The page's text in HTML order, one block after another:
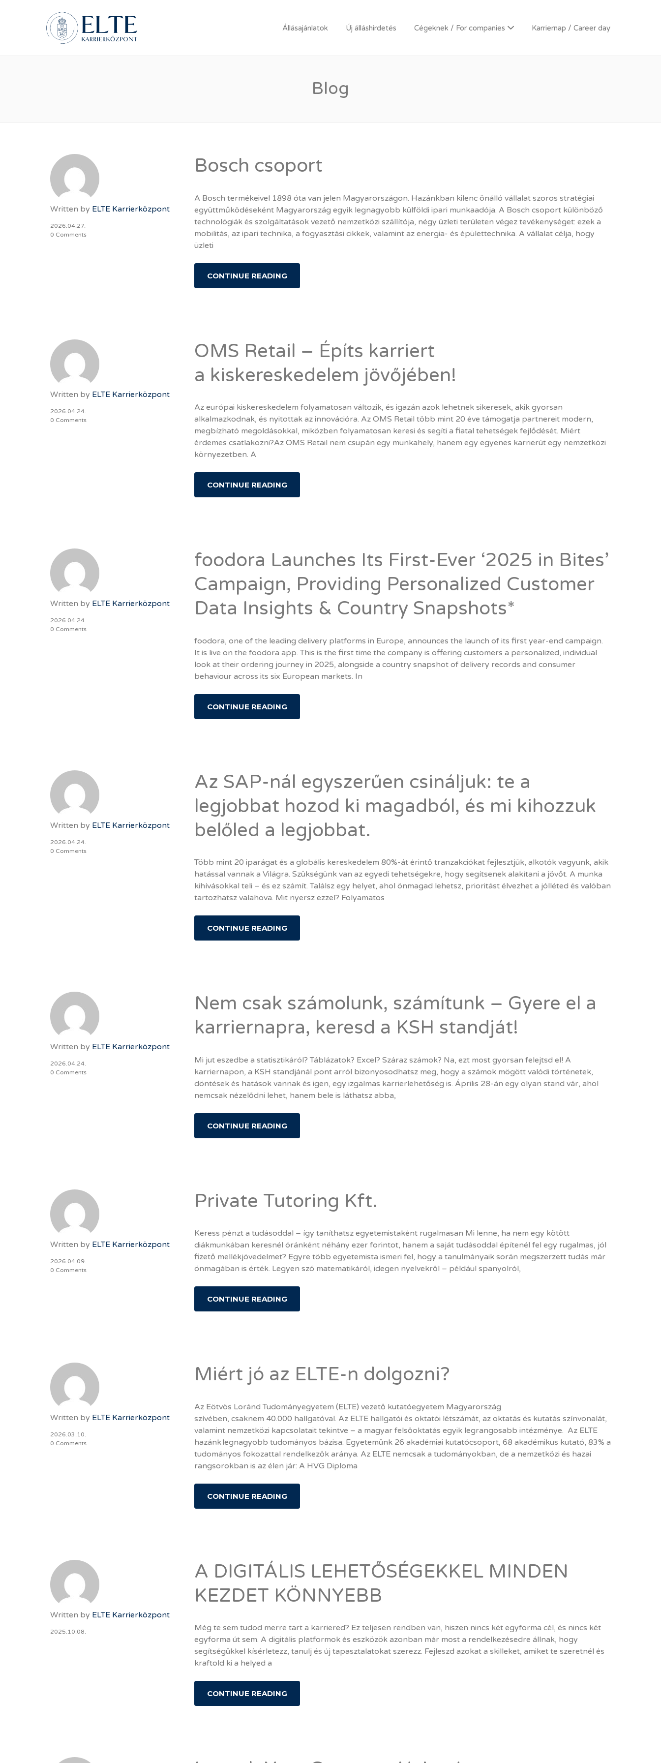
ELTE ÁLLÁSPORTÁL
Állásajánlatok Új álláshirdetés Cégeknek / For companies Karriernap / Career day
Blog
Written by ELTE Karrierközpont
2026.04.27.
0 Comments
Bosch csoport
A Bosch termékeivel 1898 óta van jelen Magyarországon. Hazánkban kilenc önálló vállalat szoros stratégiai
együttműködéseként Magyarország egyik legnagyobb külföldi ipari munkaadója. A Bosch csoport különböző
technológiák és szolgáltatások vezető nemzetközi szállítója, négy üzleti területen végez tevékenységet: ezek a
mobilitás, az ipari technika, a fogyasztási cikkek, valamint az energia- és épülettechnika. A vállalat célja, hogy
üzleti
CONTINUE READING
Written by ELTE Karrierközpont
2026.04.24.
0 Comments
OMS Retail – Építs karriert
a kiskereskedelem jövőjében!
Az európai kiskereskedelem folyamatosan változik, és igazán azok lehetnek sikeresek, akik gyorsan
alkalmazkodnak, és nyitottak az innovációra. Az OMS Retail több mint 20 éve támogatja partnereit modern,
megbízható megoldásokkal, miközben folyamatosan keresi és segíti a fiatal tehetségek fejlődését. Miért
érdemes csatlakozni?Az OMS Retail nem csupán egy munkahely, hanem egy egyenes karrierút egy nemzetközi
környezetben. A
CONTINUE READING
Written by ELTE Karrierközpont
2026.04.24.
0 Comments
foodora Launches Its First-Ever ‘2025 in Bites’
Campaign, Providing Personalized Customer
Data Insights & Country Snapshots*
foodora, one of the leading delivery platforms in Europe, announces the launch of its first year-end campaign.
It is live on the foodora app. This is the first time the company is offering customers a personalized, individual
look at their ordering journey in 2025, alongside a country snapshot of delivery records and consumer
behaviour across its six European markets. In
CONTINUE READING
Written by ELTE Karrierközpont
2026.04.24.
0 Comments
Az SAP-nál egyszerűen csináljuk: te a
legjobbat hozod ki magadból, és mi kihozzuk
belőled a legjobbat.
Több mint 20 iparágat és a globális kereskedelem 80%-át érintő tranzakciókat fejlesztjük, alkotók vagyunk, akik
hatással vannak a Világra. Szükségünk van az egyedi tehetségekre, hogy segítsenek alakítani a jövőt. A munka
kihívásokkal teli – és ez számít. Találsz egy helyet, ahol önmagad lehetsz, prioritást élvezhet a jólléted és valóban
tartozhatsz valahova. Mit nyersz ezzel? Folyamatos
CONTINUE READING
Written by ELTE Karrierközpont
2026.04.24.
0 Comments
Nem csak számolunk, számítunk – Gyere el a
karriernapra, keresd a KSH standját!
Mi jut eszedbe a statisztikáról? Táblázatok? Excel? Száraz számok? Na, ezt most gyorsan felejtsd el! A
karriernapon, a KSH standjánál pont arról bizonyosodhatsz meg, hogy a számok mögött valódi történetek,
döntések és hatások vannak és igen, egy izgalmas karrierlehetőség is. Április 28-án egy olyan stand vár, ahol
nemcsak nézelődni lehet, hanem bele is láthatsz abba,
CONTINUE READING
Written by ELTE Karrierközpont
2026.04.09.
0 Comments
Private Tutoring Kft.
Keress pénzt a tudásoddal – így taníthatsz egyetemistaként rugalmasan Mi lenne, ha nem egy kötött
diákmunkában keresnél óránként néhány ezer forintot, hanem a saját tudásoddal építenél fel egy rugalmas, jól
fizető mellékjövedelmet? Egyre több egyetemista ismeri fel, hogy a tanulmányaik során megszerzett tudás már
önmagában is érték. Legyen szó matematikáról, idegen nyelvekről – például spanyolról,
CONTINUE READING
Written by ELTE Karrierközpont
2026.03.10.
0 Comments
Miért jó az ELTE-n dolgozni?
Az Eötvös Loránd Tudományegyetem (ELTE) vezető kutatóegyetem Magyarország
szívében, csaknem 40.000 hallgatóval. Az ELTE hallgatói és oktatói létszámát, az oktatás és kutatás színvonalát,
valamint nemzetközi kapcsolatait tekintve – a magyar felsőoktatás egyik legrangosabb intézménye. Az ELTE
hazánk legnagyobb tudományos bázisa: Egyetemünk 26 akadémiai kutatócsoport, 68 akadémikus kutató, 83% a
tudományos fokozattal rendelkezők aránya. Az ELTE nemcsak a tudományokban, de a nemzetközi és hazai
rangsorokban is az élen jár: A HVG Diploma
CONTINUE READING
Written by ELTE Karrierközpont
2025.10.08.
A DIGITÁLIS LEHETŐSÉGEKKEL MINDEN
KEZDET KÖNNYEBB
Még te sem tudod merre tart a karriered? Ez teljesen rendben van, hiszen nincs két egyforma cél, és nincs két
egyforma út sem. A digitális platformok és eszközök azonban már most a rendelkezésedre állnak, hogy
segítségükkel kísérletezz, tanulj és új tapasztalatokat szerezz. Fejleszd azokat a skilleket, amiket te szeretnél és
kraftold ki a helyed a
CONTINUE READING